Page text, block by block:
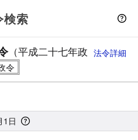
検索
（平成二十七年政 法令詳細
1日